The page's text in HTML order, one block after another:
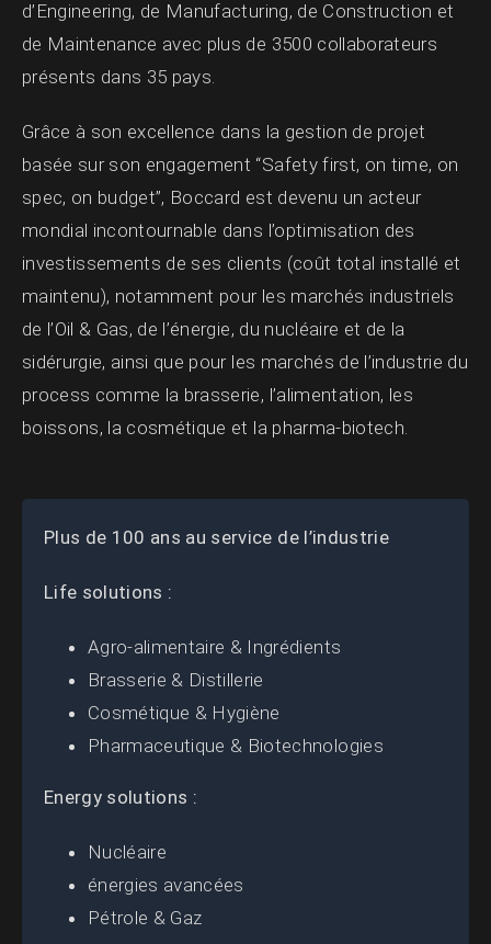
d’Engineering, de Manufacturing, de Construction et
de Maintenance avec plus de 3500 collaborateurs
présents dans 35 pays.
Grâce à son excellence dans la gestion de projet
basée sur son engagement “Safety first, on time, on
spec, on budget”, Boccard est devenu un acteur
mondial incontournable dans l’optimisation des
investissements de ses clients (coût total installé et
maintenu), notamment pour les marchés industriels
de l’Oil & Gas, de l’énergie, du nucléaire et de la
sidérurgie, ainsi que pour les marchés de l’industrie du
process comme la brasserie, l’alimentation, les
boissons, la cosmétique et la pharma-biotech.
Plus de 100 ans au service de l’industrie
Life solutions :
Agro-alimentaire & Ingrédients
Brasserie & Distillerie
Cosmétique & Hygiène
Pharmaceutique & Biotechnologies
Energy solutions :
Nucléaire
énergies avancées
Pétrole & Gaz